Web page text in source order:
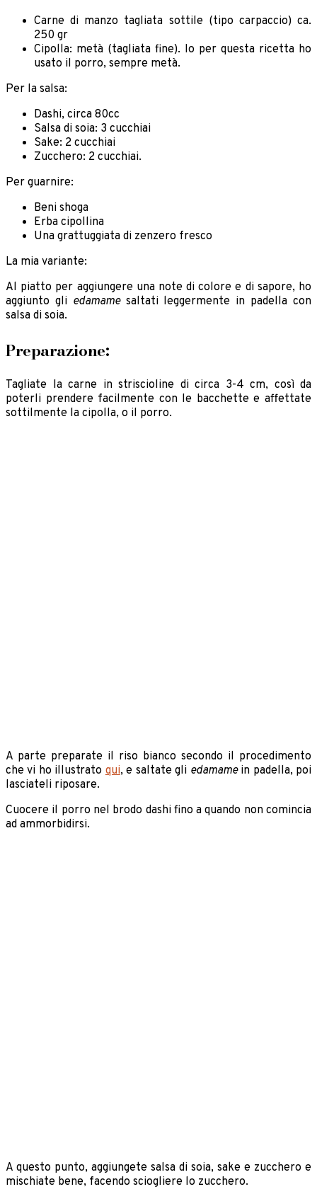
Carne di manzo tagliata sottile (tipo carpaccio) ca.
250 gr
Cipolla: metà (tagliata fine). Io per questa ricetta ho
usato il porro, sempre metà.
Per la salsa:
Dashi, circa 80cc
Salsa di soia: 3 cucchiai
Sake: 2 cucchiai
Zucchero: 2 cucchiai.
Per guarnire:
Beni shoga
Erba cipollina
Una grattuggiata di zenzero fresco
La mia variante:
Al piatto per aggiungere una note di colore e di sapore, ho
aggiunto gli edamamesaltati leggermente in padella con
salsa di soia.
Preparazione:
Tagliate la carne in striscioline di circa 3-4 cm, così da
poterli prendere facilmente con le bacchette e affettate
sottilmente la cipolla, o il porro.
A parte preparate il riso bianco secondo il procedimento
che vi ho illustratoqui, e saltate gli edamamein padella, poi
lasciateli riposare.
Cuocere il porro nel brodo dashi fino a quando non comincia
ad ammorbidirsi.
A questo punto, aggiungete salsa di soia, sake e zucchero e
mischiate bene, facendo sciogliere lo zucchero.